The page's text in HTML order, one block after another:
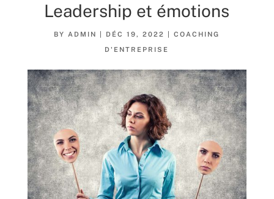
Leadership et émotions
BY ADMIN DÉC 19, 2022 |COACHING
D'ENTREPRISE